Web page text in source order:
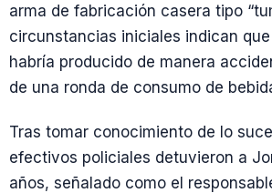
arma de fabricación casera tipo
circunstancias iniciales indican
habría producido de manera
de una ronda de consumo de
Tras tomar conocimiento de lo
efectivos policiales detuvieron a
años, señalado como el